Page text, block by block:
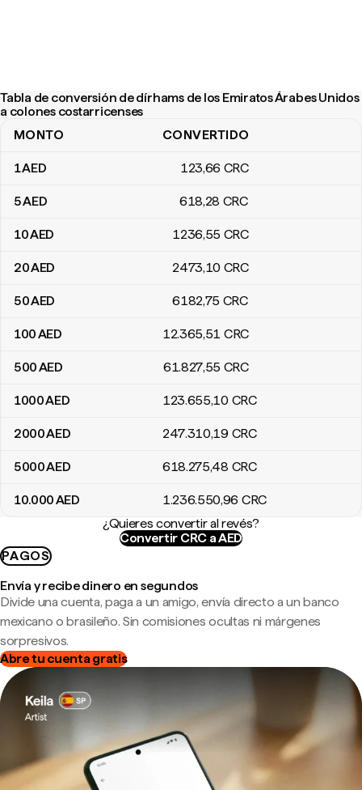
Tabla de conversión de dírhams de los Emiratos Árabes Unidos
a colones costarricenses
Tabla de conversión de dírhams de los Emiratos Árabes Unidos
MONTO CONVERTIDO
1AED 123,66 CRC
5AED 618,28 CRC
10AED 1236,55 CRC
20AED 2473,10 CRC
50AED 6182,75 CRC
100AED 12.365,51 CRC
500AED 61.827,55 CRC
1000AED 123.655,10 CRC
2000AED 247.310,19 CRC
5000AED 618.275,48 CRC
10.000AED 1.236.550,96 CRC
¿Quieres convertir al revés?
Convertir CRC a AED
PAGOS
Envía y recibe dinero en segundos
Divide una cuenta, paga a un amigo, envía directo a un banco
mexicano o brasileño. Sin comisiones ocultas ni márgenes
sorpresivos.
Abre tu cuenta gratis